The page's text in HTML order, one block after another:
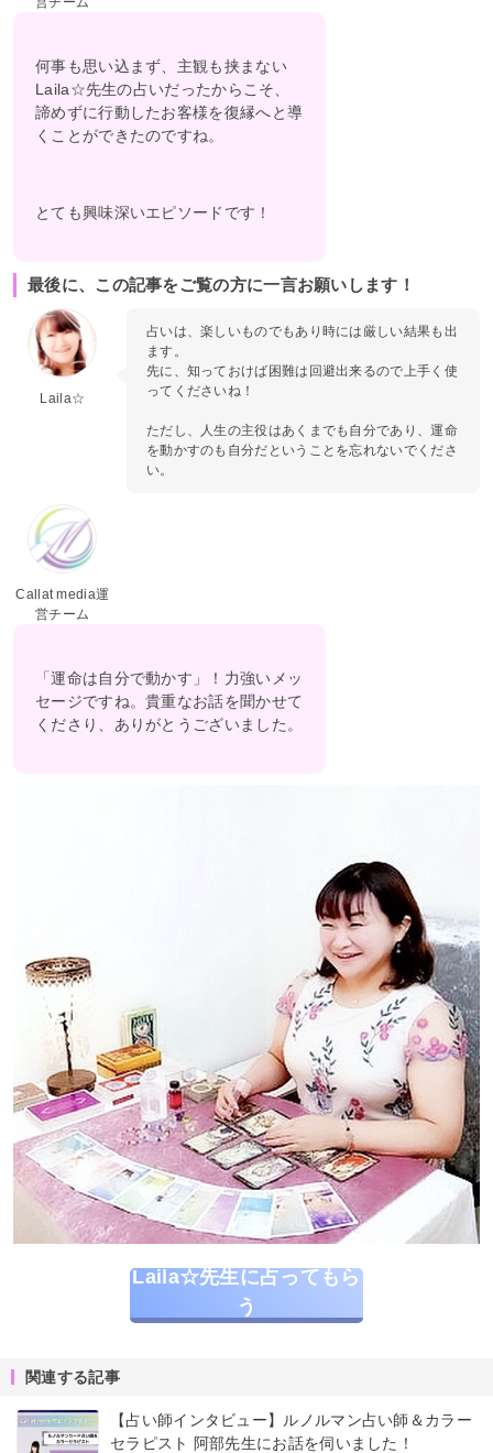
何事も思い込まず、主観も挟まない
Laila☆先生の占いだったからこそ、
諦めずに行動したお客様を復縁へと導
くことができたのですね。
とても興味深いエピソードです！
最後に、この記事をご覧の方に一言お願いします！
Laila☆
占いは、楽しいものでもあり時には厳しい結果も出
ます。
先に、知っておけば困難は回避出来るので上手く使
ってくださいね！
ただし、人生の主役はあくまでも自分であり、運命
を動かすのも自分だということを忘れないでくださ
い。
Callat media運
営チーム
「運命は自分で動かす」！力強いメッ
セージですね。貴重なお話を聞かせて
くださり、ありがとうございました。
Laila☆先生に占ってもら
う
関連する記事
【占い師インタビュー】ルノルマン占い師＆カラー
セラピスト 阿部先生にお話を伺いました！